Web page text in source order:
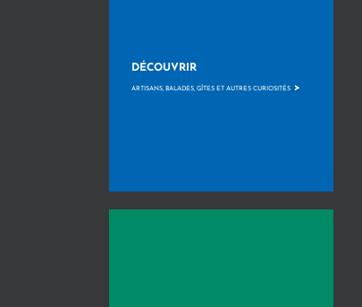
DÉCOUVRIR
ARTISANS, BALADES, GÎTES ET AUTRES CURIOSITÉS >